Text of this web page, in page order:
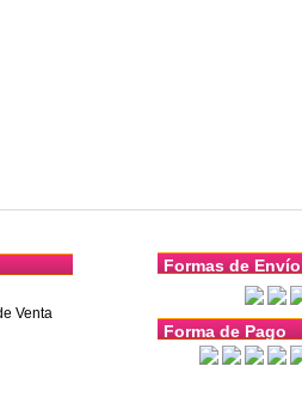
Venta
Formas de Envío
Forma de Pago